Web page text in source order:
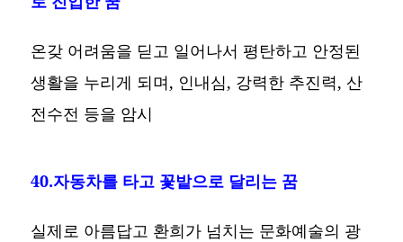
온갖 어려움을 딛고 일어나서 평탄하고 안정된
생활을 누리게 되며, 인내심, 강력한 추진력, 산
전수전 등을 암시
40.자동차를 타고 꽃밭으로 달리는 꿈
실제로 아름답고 환희가 넘치는 문화예술의 광